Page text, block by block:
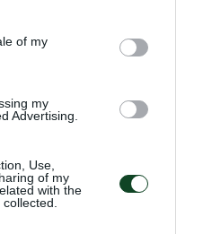
purposes in below Google
of my
my
Advertising.
Use,
of my
with the
τη νίκη κόντρα στην
Καρατζά.